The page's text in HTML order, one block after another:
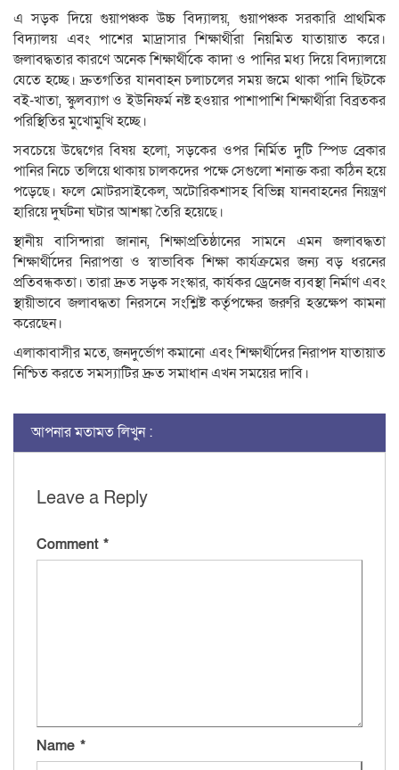
এ সড়ক দিয়ে গুয়াপঞ্চক উচ্চ বিদ্যালয়, গুয়াপঞ্চক সরকারি প্রাথমিক
বিদ্যালয় এবং পাশের মাদ্রাসার শিক্ষার্থীরা নিয়মিত যাতায়াত করে।
জলাবদ্ধতার কারণে অনেক শিক্ষার্থীকে কাদা ও পানির মধ্য দিয়ে বিদ্যালয়ে
যেতে হচ্ছে। দ্রুতগতির যানবাহন চলাচলের সময় জমে থাকা পানি ছিটকে
বই-খাতা, স্কুলব্যাগ ও ইউনিফর্ম নষ্ট হওয়ার পাশাপাশি শিক্ষার্থীরা বিব্রতকর
পরিস্থিতির মুখোমুখি হচ্ছে।
সবচেয়ে উদ্বেগের বিষয় হলো, সড়কের ওপর নির্মিত দুটি স্পিড ব্রেকার
পানির নিচে তলিয়ে থাকায় চালকদের পক্ষে সেগুলো শনাক্ত করা কঠিন হয়ে
পড়েছে। ফলে মোটরসাইকেল, অটোরিকশাসহ বিভিন্ন যানবাহনের নিয়ন্ত্রণ
হারিয়ে দুর্ঘটনা ঘটার আশঙ্কা তৈরি হয়েছে।
স্থানীয় বাসিন্দারা জানান, শিক্ষাপ্রতিষ্ঠানের সামনে এমন জলাবদ্ধতা
শিক্ষার্থীদের নিরাপত্তা ও স্বাভাবিক শিক্ষা কার্যক্রমের জন্য বড় ধরনের
প্রতিবন্ধকতা। তারা দ্রুত সড়ক সংস্কার, কার্যকর ড্রেনেজ ব্যবস্থা নির্মাণ এবং
স্থায়ীভাবে জলাবদ্ধতা নিরসনে সংশ্লিষ্ট কর্তৃপক্ষের জরুরি হস্তক্ষেপ কামনা
করেছেন।
এলাকাবাসীর মতে, জনদুর্ভোগ কমানো এবং শিক্ষার্থীদের নিরাপদ যাতায়াত
নিশ্চিত করতে সমস্যাটির দ্রুত সমাধান এখন সময়ের দাবি।
আপনার মতামত লিখুন :
Leave a Reply
Comment *
Name *